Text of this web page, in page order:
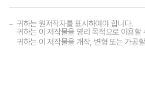
귀하는 원저작자를 표시하여야 합니다.
귀하는 이 저작물을 영리 목적으로 이용할
귀하는 이 저작물을 개작, 변형 또는 가공